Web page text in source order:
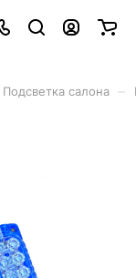
Подсветка салона